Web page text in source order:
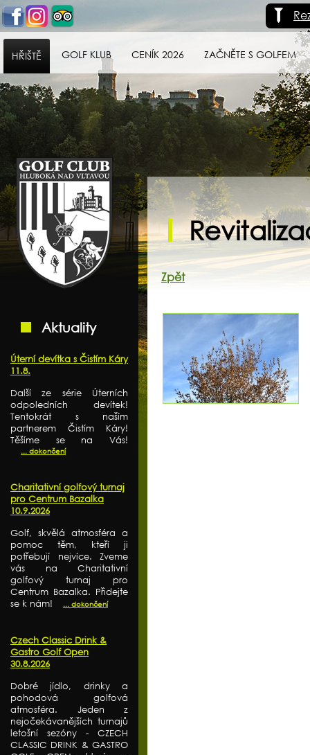
HŘIŠTĚ GOLF KLUB CENÍK 2026 ZAČNĚTE S GOLFEM
Golf klub Hluboká
nad Vltavou
Aktuality
Úterní devítka s Čistím Káry
11.8.
Další ze série Úterních
odpoledních devítek!
Tentokrát s naším
partnerem Čistím Káry!
Těšíme se na Vás!
... dokončení
Charitativní golfový turnaj
pro Centrum Bazalka
10.9.2026
Golf, skvělá atmosféra a
pomoc těm, kteří ji
potřebují nejvíce. Zveme
vás na Charitativní
golfový turnaj pro
Centrum Bazalka. Přidejte
se k nám!
... dokončení
Czech Classic Drink &
Gastro Golf Open
30.8.2026
Dobré jídlo, drinky a
pohodová golfová
atmosféra. Jeden z
nejočekávanějších turnajů
letošní sezóny - CZECH
CLASSIC DRINK & GASTRO
Zpět